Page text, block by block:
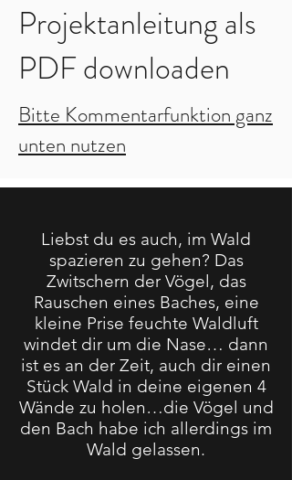
Projektanleitung als
PDF downloaden
Bitte Kommentarfunktion ganz
unten nutzen
Liebst du es auch, im Wald
spazieren zu gehen? Das
Zwitschern der Vögel, das
Rauschen eines Baches, eine
kleine Prise feuchte Waldluft
windet dir um die Nase… dann
ist es an der Zeit, auch dir einen
Stück Wald in deine eigenen 4
Wände zu holen…die Vögel und
den Bach habe ich allerdings im
Wald gelassen.